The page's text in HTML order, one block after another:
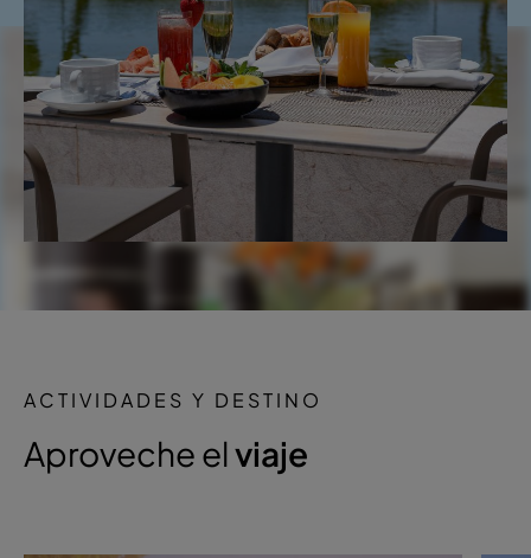
ACTIVIDADES Y DESTINO
Aproveche elviaje